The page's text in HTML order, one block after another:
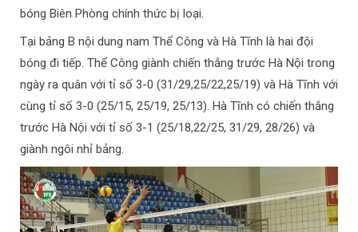
bóng Biên Phòng chính thức bị loại.
Tại bảng B nội dung nam Thể Công và Hà Tĩnh là hai đội
bóng đi tiếp. Thể Công giành chiến thắng trước Hà Nội trong
ngày ra quân với tỉ số 3-0 (31/29,25/22,25/19) và Hà Tĩnh với
cùng tỉ số 3-0 (25/15, 25/19, 25/13). Hà Tĩnh có chiến thắng
trước Hà Nội với tỉ số 3-1 (25/18,22/25, 31/29, 28/26) và
giành ngôi nhỉ bảng.